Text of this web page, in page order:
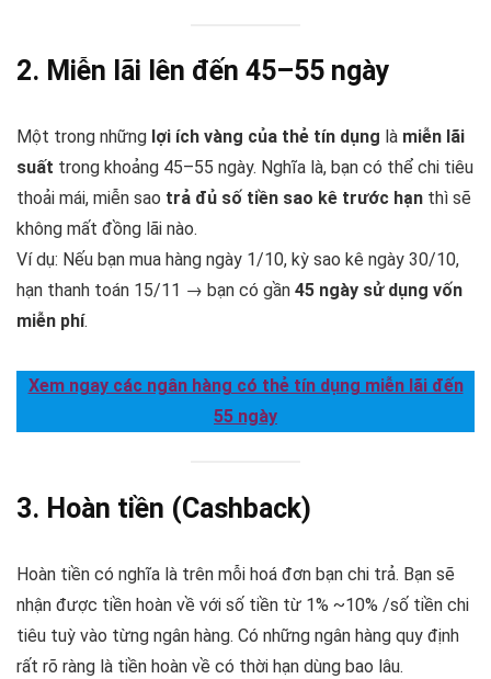
2. Miễn lãi lên đến 45–55 ngày
Một trong những lợi ích vàng của thẻ tín dụng là miễn lãi
suất trong khoảng 45–55 ngày. Nghĩa là, bạn có thể chi tiêu
thoải mái, miễn sao trả đủ số tiền sao kê trước hạn thì sẽ
không mất đồng lãi nào.
Ví dụ: Nếu bạn mua hàng ngày 1/10, kỳ sao kê ngày 30/10,
hạn thanh toán 15/11 → bạn có gần 45 ngày sử dụng vốn
miễn phí.
Xem ngay các ngân hàng có thẻ tín dụng miễn lãi đến
55 ngày
3. Hoàn tiền (Cashback)
Hoàn tiền có nghĩa là trên mỗi hoá đơn bạn chi trả. Bạn sẽ
nhận được tiền hoàn về với số tiền từ 1% ~10% /số tiền chi
tiêu tuỳ vào từng ngân hàng. Có những ngân hàng quy định
rất rõ ràng là tiền hoàn về có thời hạn dùng bao lâu.